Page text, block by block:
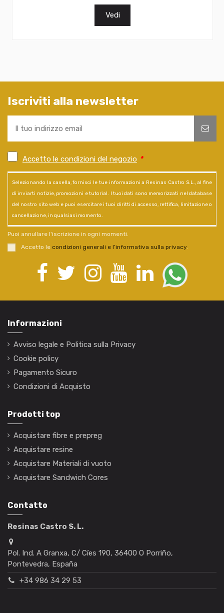
Vedi
Iscriviti alla newsletter
Accetto le condizioni del negozio *
Selezionando la casella, fornisci le tue informazioni a Resinas Castro S.L., al fine
di inviarti notizie, promozioni e tutorial. I tuoi dati sono memorizzati nel database
del nostro sito web e puoi esercitare i tuoi diritti di accesso, rettifica, limitazione o
cancellazione, in qualsiasi momento.
Puoi annullare l'iscrizione in ogni momenti.
Accetto le condizioni generali e l’informativa sulla privacy.
Informazioni
Avviso legale e Politica sulla Privacy
Cookie policy
Pagamento Sicuro
Condizioni di Acquisto
Prodotti top
Acquistare fibre e prepreg
Acquistare resine
Acquistare Materiali di vuoto
Acquistare Sandwich Cores
Contatto
Resinas Castro S. L.
Pol. Ind. A Granxa, C/ Cíes 190, 36400 O Porriño,
Pontevedra, España
+34 986 34 29 53